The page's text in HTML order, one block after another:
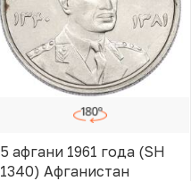
5 афгани 1961 года (SH
1340) Афганистан